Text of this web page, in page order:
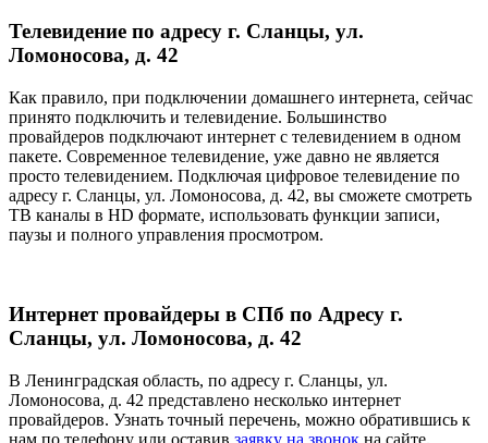
Телевидение по адресу г. Сланцы, ул.
Ломоносова, д. 42
Как правило, при подключении домашнего интернета, сейчас
принято подключить и телевидение. Большинство
провайдеров подключают интернет с телевидением в одном
пакете. Современное телевидение, уже давно не является
просто телевидением. Подключая цифровое телевидение по
адресу г. Сланцы, ул. Ломоносова, д. 42, вы сможете смотреть
ТВ каналы в HD формате, использовать функции записи,
паузы и полного управления просмотром.
Интернет провайдеры в СПб по Адресу г.
Сланцы, ул. Ломоносова, д. 42
В Ленинградская область, по адресу г. Сланцы, ул.
Ломоносова, д. 42 представлено несколько интернет
провайдеров. Узнать точный перечень, можно обратившись к
нам по телефону или оставив заявку на звонок на сайте.